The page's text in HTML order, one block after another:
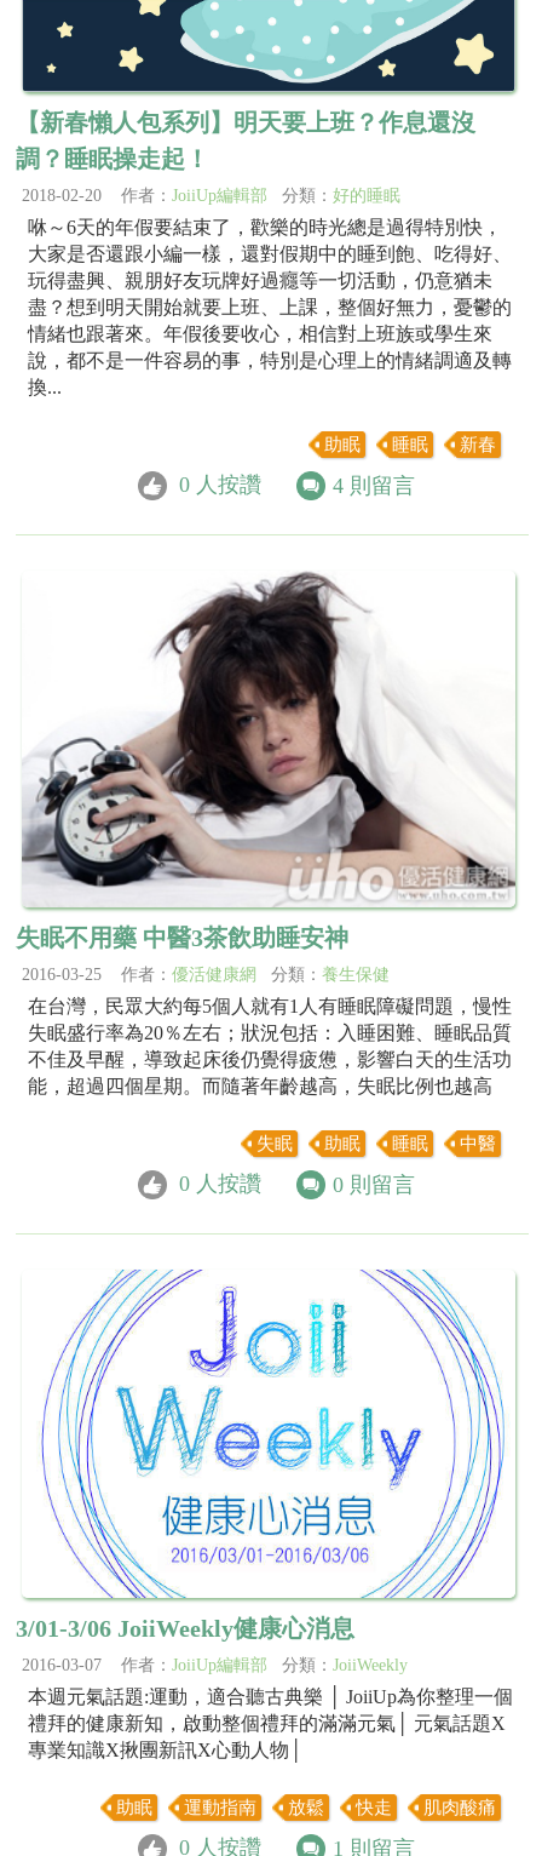
【新春懶人包系列】明天要上班？作息還沒
調？睡眠操走起！
2018-02-20 作者： JoiiUp編輯部 分類： 好的睡眠
咻～6天的年假要結束了，歡樂的時光總是過得特別快，
大家是否還跟小編一樣，還對假期中的睡到飽、吃得好、
玩得盡興、親朋好友玩牌好過癮等一切活動，仍意猶未
盡？想到明天開始就要上班、上課，整個好無力，憂鬱的
情緒也跟著來。年假後要收心，相信對上班族或學生來
說，都不是一件容易的事，特別是心理上的情緒調適及轉
換...
助眠 睡眠 新春
0 人按讚 4 則留言
失眠不用藥 中醫3茶飲助睡安神
2016-03-25 作者： 優活健康網 分類： 養生保健
在台灣，民眾大約每5個人就有1人有睡眠障礙問題，慢性
失眠盛行率為20％左右；狀況包括：入睡困難、睡眠品質
不佳及早醒，導致起床後仍覺得疲憊，影響白天的生活功
能，超過四個星期。而隨著年齡越高，失眠比例也越高
失眠 助眠 睡眠 中醫
0 人按讚 0 則留言
3/01-3/06 JoiiWeekly健康心消息
2016-03-07 作者： JoiiUp編輯部 分類： JoiiWeekly
本週元氣話題:運動，適合聽古典樂 │ JoiiUp為你整理一個
禮拜的健康新知，啟動整個禮拜的滿滿元氣│ 元氣話題X
專業知識X揪團新訊X心動人物│
助眠 運動指南 放鬆 快走 肌肉酸痛
0 人按讚 1 則留言